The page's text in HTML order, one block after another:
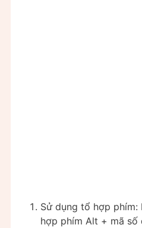
Sử dụng tổ hợp
hợp phím Alt + mã